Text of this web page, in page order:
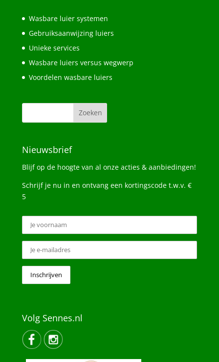
Wasbare luier systemen
Gebruiksaanwijzing luiers
Unieke services
Wasbare luiers versus wegwerp
Voordelen wasbare luiers
Nieuwsbrief
Blijf op de hoogte van al onze acties & aanbiedingen!
Schrijf je nu in en ontvang een kortingscode t.w.v. €
5
Volg Sennes.nl